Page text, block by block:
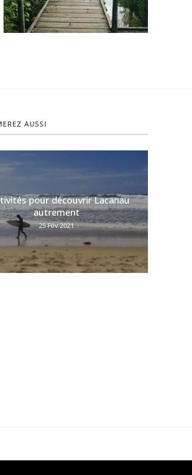
AUSSI
pour découvrir Lacanau
autrement
25 Fév 2021